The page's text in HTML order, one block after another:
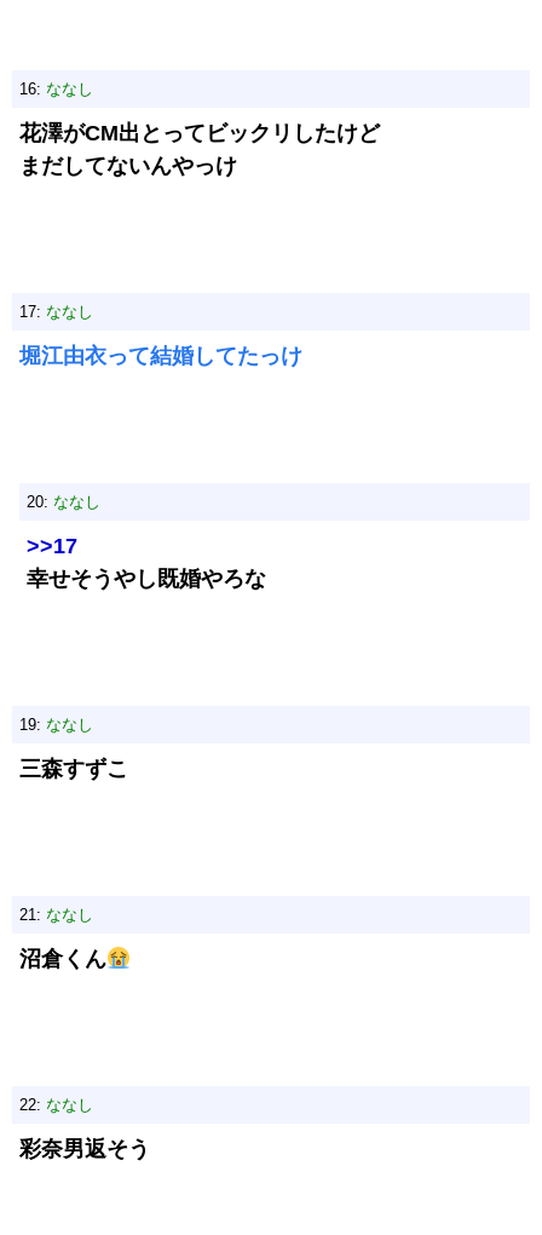
16: ななし
花澤がCM出とってビックリしたけど
まだしてないんやっけ
17: ななし
堀江由衣って結婚してたっけ
20: ななし
>>17
幸せそうやし既婚やろな
19: ななし
三森すずこ
21: ななし
沼倉くん
22: ななし
彩奈男返そう